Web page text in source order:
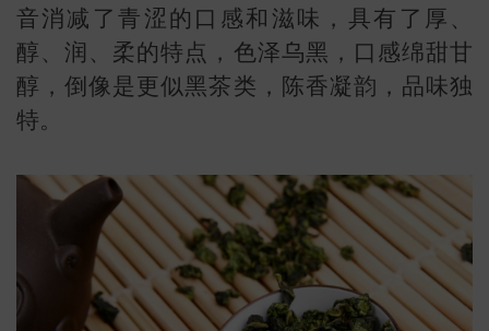
叶 地图
音消减了青涩的口感和滋味，具有了厚、
醇、润、柔的特点，色泽乌黑，口感绵甜甘
醇，倒像是更似黑茶类，陈香凝韵，品味独
特。